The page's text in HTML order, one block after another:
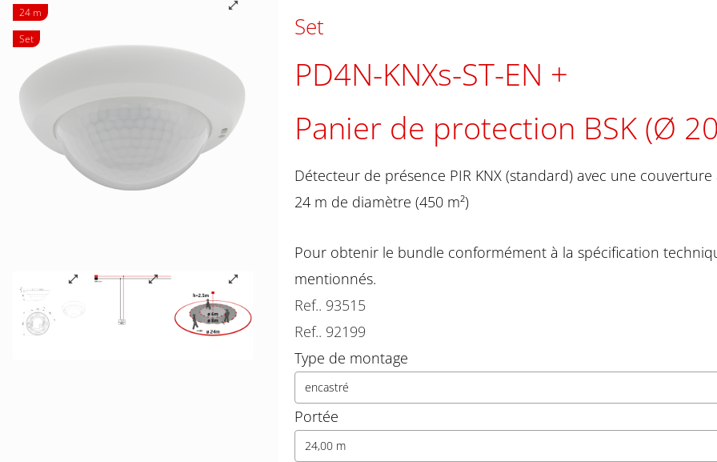
24 m
Set
Set
PD4N-KNXs-ST-EN
Panier de protection BSK (Ø
Détecteur de présence PIR KNX (standard) avec une
24 m de diamètre (450 m²)
Pour obtenir le bundle conformément à la spécification
mentionnés.
Ref.. 93515
Ref.. 92199
Type de montage
encastré
Portée
24,00 m